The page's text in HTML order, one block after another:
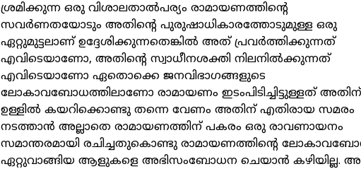
ശ്രമിക്കുന്ന ഒരു വിശാലതാൽപര്യം രാമായണത്തിന്റെ
സവർണതയോടും അതിന്റെ പുരുഷാധികാരത്തോടുമുള്ള ഒരു
ഏറ്റുമുട്ടലാണ് ഉദ്ദേശിക്കുന്നതെങ്കിൽ അത് പ്രവർത്തിക്കുന്നത്
എവിടെയാണോ, അതിന്റെ സ്വാധീനശക്തി നിലനിൽക്കുന്നത്
എവിടെയാണോ ഏതൊക്കെ ജനവിഭാഗങ്ങളുടെ
ലോകാവബോധത്തിലാണോ രാമായണം ഇടംപിടിച്ചിട്ടുള്ളത് അതിന്
ഉള്ളിൽ കയറിക്കൊണ്ടു തന്നെ വേണം അതിന് എതിരായ സമരം
നടത്താൻ അല്ലാതെ രാമായണത്തിന് പകരം ഒരു രാവണായനം
സമാന്തരമായി രചിച്ചതുകൊണ്ടു രാമായണത്തിന്റെ
ഏറ്റുവാങ്ങിയ ആളുകളെ അഭിസംബോധന ചെയാൻ കഴിയില്ല.